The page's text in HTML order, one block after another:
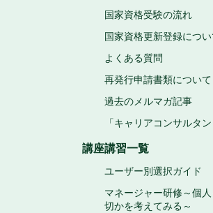
国家資格受験の流れ
国家資格更新登録につ
よくある質問
再発行申請書類について
過去のメルマガ記事
「キャリアコンサルタ
講座講習一覧
ユーザー別選択ガイド
マネージャー研修～個
切かを考えてみる～